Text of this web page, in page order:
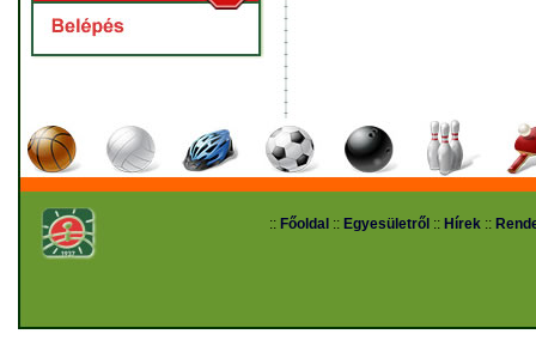
:: Főoldal :: Egyesületről :: Hírek ::